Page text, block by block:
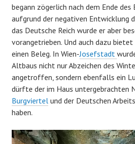
begann zögerlich nach dem Ende des
aufgrund der negativen Entwicklung
das Deutsche Reich wurde er aber
vorangetrieben. Und auch dazu bietet
einen Beleg. In Wien-Josefstadt
Altbaus nicht nur Abzeichen des
angetroffen, sondern ebenfalls ein
dürfte der im Haus untergebrachten
Burgviertel und der Deutschen
haben.